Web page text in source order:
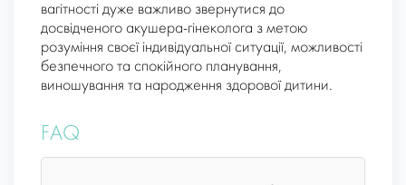
вагітності дуже важливо звернутися до
досвідченого акушера-гінеколога з метою
розуміння своєї індивідуальної ситуації, можливості
безпечного та спокійного планування,
виношування та народження здорової дитини.
FAQ